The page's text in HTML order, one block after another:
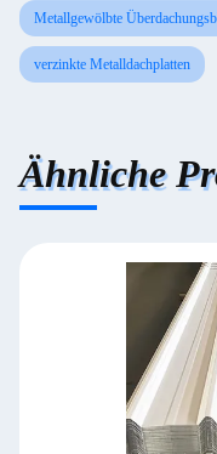
Metallgewölbte
verzinkte Metalldachplatten
Ähnliche